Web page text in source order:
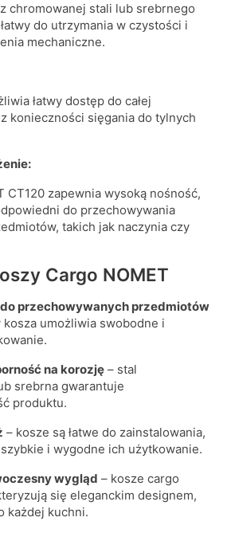
chromowanej stali lub srebrnego
do utrzymania w czystości i
mechaniczne.
łatwy dostęp do całej
konieczności sięgania do tylnych
CT120 zapewnia wysoką nośność,
do przechowywania
takich jak naczynia czy
Cargo NOMET
przechowywanych przedmiotów
kosza umożliwia swobodne i
na korozję – stal
srebrna gwarantuje
produktu.
– kosze są łatwe do zainstalowania,
i wygodne ich użytkowanie.
wygląd – kosze cargo
się eleganckim designem,
każdej kuchni.